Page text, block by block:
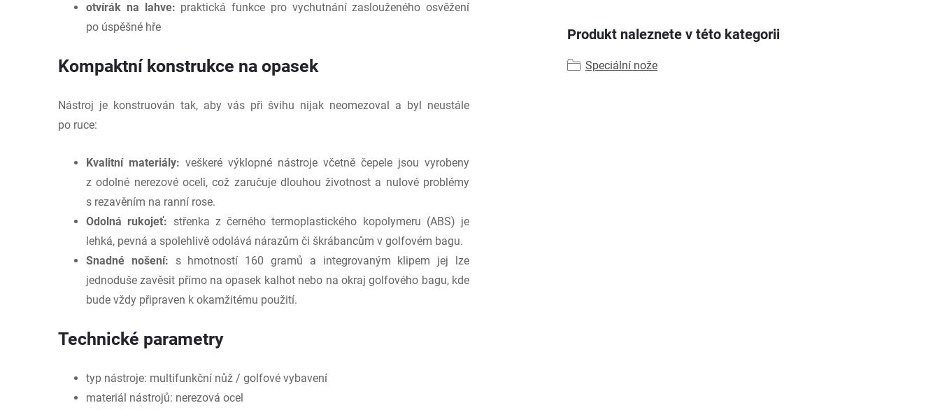
otvírák na lahve: praktická funkce pro vychutnání zaslouženého osvěžení
po úspěšné hře
Kompaktní konstrukce na opasek
Nástroj je konstruován tak, aby vás při švihu nijak neomezoval a byl neustále
po ruce:
Kvalitní materiály: veškeré výklopné nástroje včetně čepele jsou vyrobeny
z odolné nerezové oceli, což zaručuje dlouhou životnost a nulové problémy
s rezavěním na ranní rose.
Odolná rukojeť: střenka z černého termoplastického kopolymeru (ABS) je
lehká, pevná a spolehlivě odolává nárazům či škrábancům v golfovém bagu.
Snadné nošení: s hmotností 160 gramů a integrovaným klipem jej lze
jednoduše zavěsit přímo na opasek kalhot nebo na okraj golfového bagu, kde
bude vždy připraven k okamžitému použití.
Technické parametry
typ nástroje: multifunkční nůž / golfové vybavení
materiál nástrojů: nerezová ocel
Produkt naleznete v této kategorii
Speciální nože